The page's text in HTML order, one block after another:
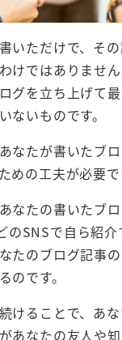
いただけで、そ
けではありません
グを立ち上げて
ないものです。
なたが書いたブ
めの工夫が必要で
なたの書いたブロ
SNSで自ら紹介
たのブログ記事
のです。
けることで、あ
あなたの友人や